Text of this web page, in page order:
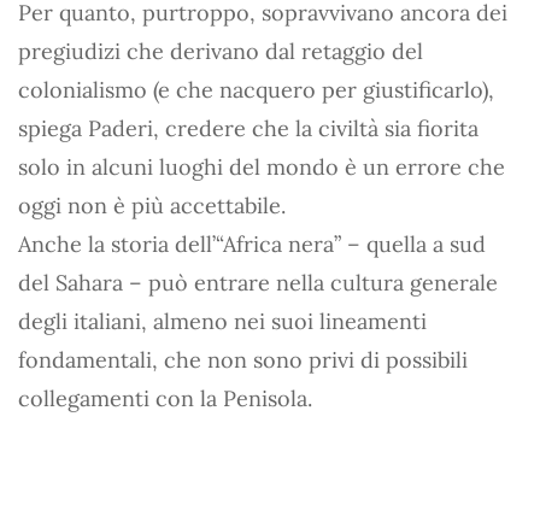
Per quanto, purtroppo, sopravvivano ancora dei
pregiudizi che derivano dal retaggio del
colonialismo (e che nacquero per giustificarlo),
spiega Paderi, credere che la civiltà sia fiorita
solo in alcuni luoghi del mondo è un errore che
oggi non è più accettabile.
Anche la storia dell’“Africa nera” – quella a sud
del Sahara – può entrare nella cultura generale
degli italiani, almeno nei suoi lineamenti
fondamentali, che non sono privi di possibili
collegamenti con la Penisola.